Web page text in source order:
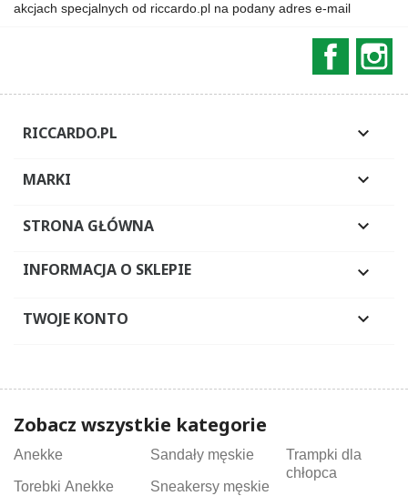
akcjach specjalnych od riccardo.pl na podany adres e-mail
RICCARDO.PL 
MARKI 
STRONA GŁÓWNA 
INFORMACJA O SKLEPIE 
TWOJE KONTO 
Zobacz wszystkie kategorie
Anekke
Torebki Anekke
Sandały męskie
Sneakersy męskie
Trampki dla
chłopca